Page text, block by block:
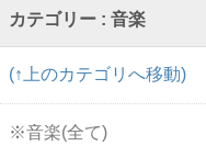
カテゴリー : 音楽
(↑上のカテゴリへ移動)
※音楽(全て)